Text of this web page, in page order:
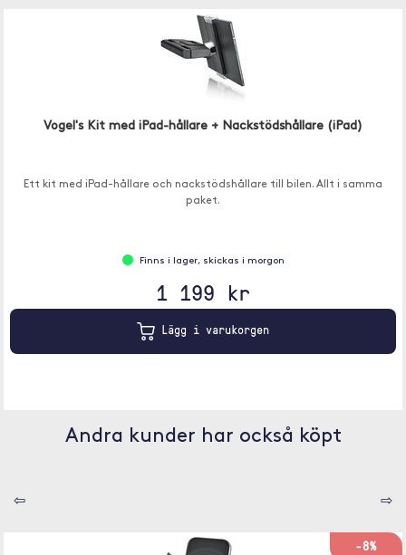
Vogel's Kit med iPad-hållare + Nackstödshållare (iPad)
Ett kit med iPad-hållare och nackstödshållare till bilen. Allt i samma
paket.
Finns i lager, skickas i morgon
1 199 kr
Lägg i varukorgen
Andra kunder har också köpt
⇦ ⇨
-8%